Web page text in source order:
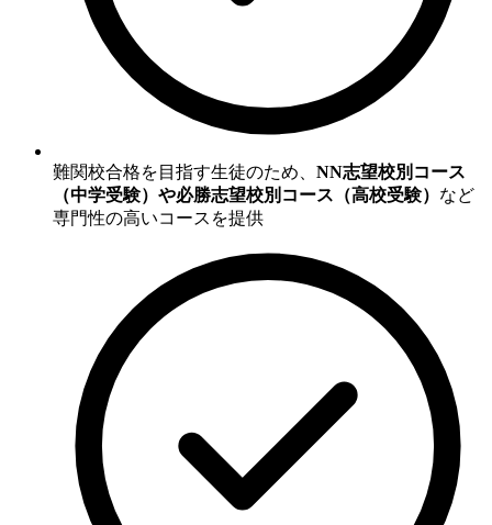
難関校合格を目指す生徒のため、 NN志望校別コース
（中学受験）や必勝志望校別コース（高校受験） など
専門性の高いコースを提供